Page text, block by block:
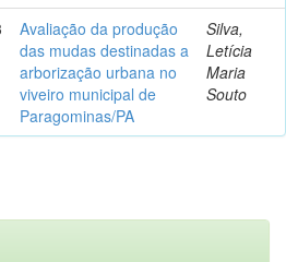
Avaliação da produção
das mudas destinadas a
arborização urbana no
viveiro municipal de
Paragominas/PA
Silva,
Letícia
Maria
Souto